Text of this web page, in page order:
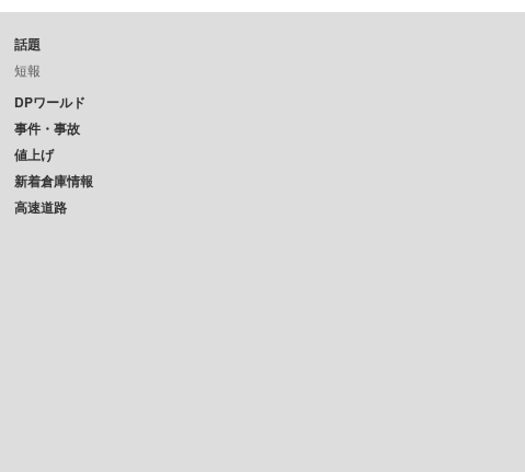
話題
短報
DPワールド
事件・事故
値上げ
新着倉庫情報
高速道路